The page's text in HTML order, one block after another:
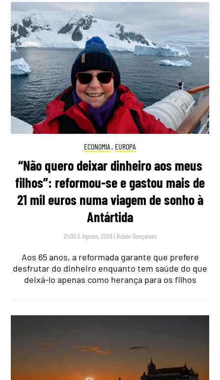
ECONOMIA , EUROPA
“Não quero deixar dinheiro aos meus
filhos”: reformou-se e gastou mais de
21 mil euros numa viagem de sonho à
Antártida
21:00 5 Agosto, 2026 | Rubén Gonçalves
Aos 65 anos, a reformada garante que prefere
desfrutar do dinheiro enquanto tem saúde do que
deixá-lo apenas como herança para os filhos